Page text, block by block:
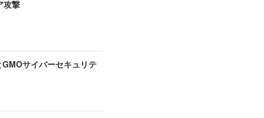
攻撃
サイバーセキュリテ